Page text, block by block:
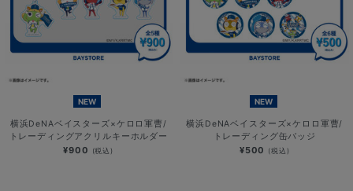
NEW
横浜DeNAベイスターズ×ケロロ軍曹/
トレーディングアクリルキーホルダー
¥900 (税込)
NEW
横浜DeNAベイスターズ×ケロロ軍曹/
トレーディング缶バッジ
¥500 (税込)